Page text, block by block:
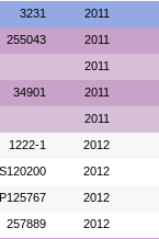
3231 2011
255043 2011
2011
34901 2011
2011
1222-1 2012
S120200 2012
P125767 2012
257889 2012